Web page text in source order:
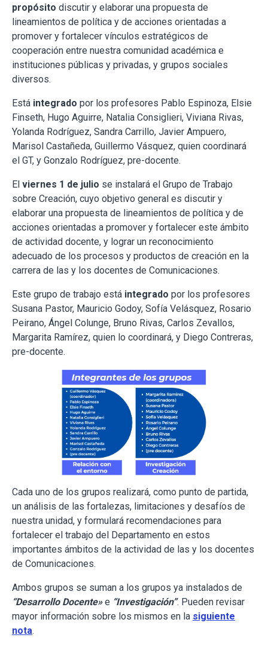
propósito discutir y elaborar una propuesta de
lineamientos de política y de acciones orientadas a
promover y fortalecer vínculos estratégicos de
cooperación entre nuestra comunidad académica e
instituciones públicas y privadas, y grupos sociales
diversos.
Está integrado por los profesores Pablo Espinoza, Elsie
Finseth, Hugo Aguirre, Natalia Consiglieri, Viviana Rivas,
Yolanda Rodríguez, Sandra Carrillo, Javier Ampuero,
Marisol Castañeda, Guillermo Vásquez, quien coordinará
el GT, y Gonzalo Rodríguez, pre-docente.
El viernes 1 de julio se instalará el Grupo de Trabajo
sobre Creación, cuyo objetivo general es discutir y
elaborar una propuesta de lineamientos de política y de
acciones orientadas a promover y fortalecer este ámbito
de actividad docente, y lograr un reconocimiento
adecuado de los procesos y productos de creación en la
carrera de las y los docentes de Comunicaciones.
Este grupo de trabajo está integrado por los profesores
Susana Pastor, Mauricio Godoy, Sofía Velásquez, Rosario
Peirano, Ángel Colunge, Bruno Rivas, Carlos Zevallos,
Margarita Ramírez, quien lo coordinará, y Diego Contreras,
pre-docente.
Cada uno de los grupos realizará, como punto de partida,
un análisis de las fortalezas, limitaciones y desafíos de
nuestra unidad, y formulará recomendaciones para
fortalecer el trabajo del Departamento en estos
importantes ámbitos de la actividad de las y los docentes
de Comunicaciones.
Ambos grupos se suman a los grupos ya instalados de
“Desarrollo Docente» e “Investigación”. Pueden revisar
mayor información sobre los mismos en la siguiente
nota.